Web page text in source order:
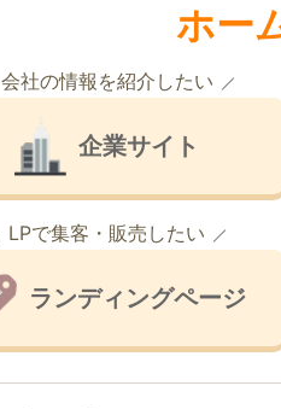
ホー
会社の情報を紹介したい
企業サイト
LPで集客・販売したい
ランディングページ